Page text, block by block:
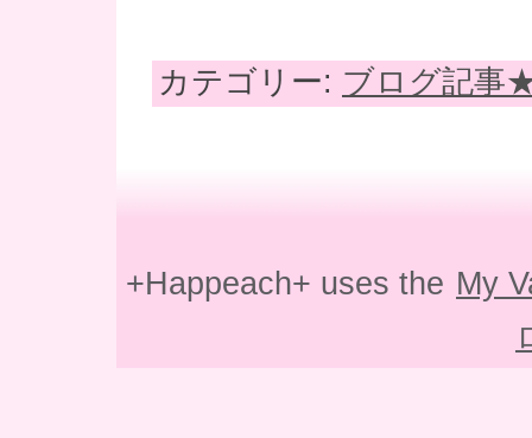
カテゴリー: ブログ記事
+Happeach+ uses the My